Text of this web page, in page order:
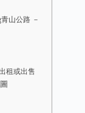
青山公路 －
租或出售